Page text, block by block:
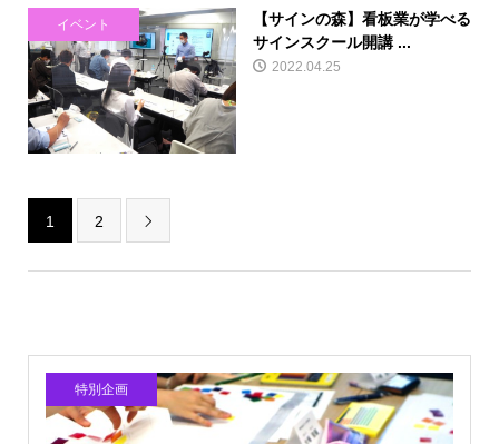
イベント
【サインの森】看板業が学べる
サインスクール開講 ...
2022.04.25
1 2 
特別企画